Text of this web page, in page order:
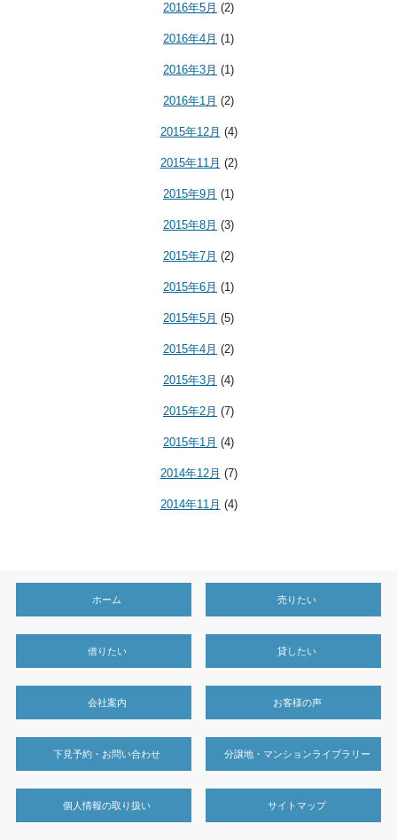
2016年5月 (2)
2016年4月 (1)
2016年3月 (1)
2016年1月 (2)
2015年12月 (4)
2015年11月 (2)
2015年9月 (1)
2015年8月 (3)
2015年7月 (2)
2015年6月 (1)
2015年5月 (5)
2015年4月 (2)
2015年3月 (4)
2015年2月 (7)
2015年1月 (4)
2014年12月 (7)
2014年11月 (4)
ホーム 売りたい
借りたい 貸したい
会社案内 お客様の声
下見予約・お問い合わせ 分譲地・マンションライブラリー
個人情報の取り扱い サイトマップ